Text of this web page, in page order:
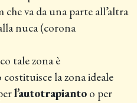
che va da una parte all’altra
nuca (corona
tale zona è
la zona ideale
l’autotrapianto o per